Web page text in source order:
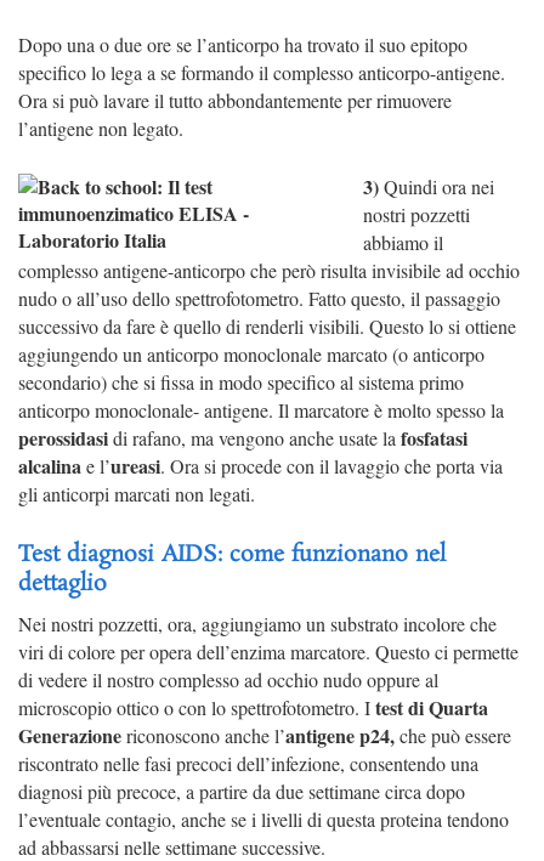
Dopo una o due ore se l’anticorpo ha trovato il suo epitopo
specifico lo lega a se formando il complesso anticorpo-antigene.
Ora si può lavare il tutto abbondantemente per rimuovere
l’antigene non legato.
3)Quindi ora nei
nostri pozzetti
abbiamo il
complesso antigene-anticorpo che però risulta invisibile ad occhio
nudo o all’uso dello spettrofotometro. Fatto questo, il passaggio
successivo da fare è quello di renderli visibili. Questo lo si ottiene
aggiungendo un anticorpo monoclonale marcato (o anticorpo
secondario) che si fissa in modo specifico al sistema primo
anticorpo monoclonale- antigene. Il marcatore è molto spesso la
perossidasidi rafano, ma vengono anche usate la fosfatasi
alcalinae l’ureasi. Ora si procede con il lavaggio che porta via
gli anticorpi marcati non legati.
Test diagnosi AIDS: come funzionano nel
dettaglio
Nei nostri pozzetti, ora, aggiungiamo un substrato incolore che
viri di colore per opera dell’enzima marcatore. Questo ci permette
di vedere il nostro complesso ad occhio nudo oppure al
microscopio ottico o con lo spettrofotometro. Itest di Quarta
Generazionericonoscono anche l’antigene p24,che può essere
riscontrato nelle fasi precoci dell’infezione, consentendo una
diagnosi più precoce, a partire da due settimane circa dopo
l’eventuale contagio, anche se i livelli di questa proteina tendono
ad abbassarsi nelle settimane successive.